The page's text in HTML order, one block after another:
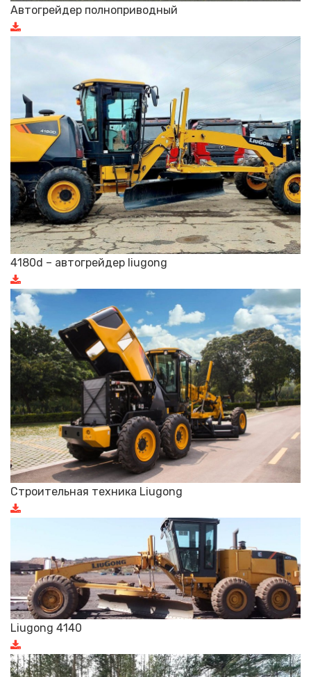
Автогрейдер полноприводный
4180d – автогрейдер liugong
Строительная техника Liugong
Liugong 4140